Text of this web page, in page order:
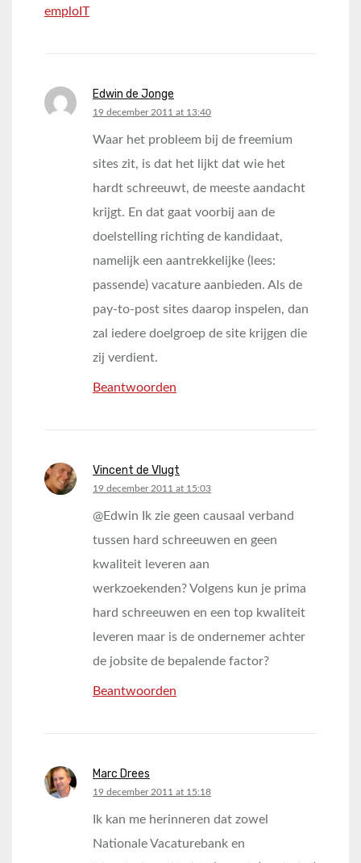
emploIT
Edwin de Jonge
says:
19 december 2011 at 13:40
Waar het probleem bij de freemium
sites zit, is dat het lijkt dat wie het
hardt schreeuwt, de meeste aandacht
krijgt. En dat gaat voorbij aan de
doelstelling richting de kandidaat,
namelijk een aantrekkelijke (lees:
passende) vacature aanbieden. Als de
pay-to-post sites daarop inspelen, dan
zal iedere doelgroep de site krijgen die
zij verdient.
Beantwoorden
Vincent de Vlugt
says:
19 december 2011 at 15:03
@Edwin Ik zie geen causaal verband
tussen hard schreeuwen en geen
kwaliteit leveren aan
werkzoekenden? Volgens kun je prima
hard schreeuwen en een top kwaliteit
leveren maar is de ondernemer achter
de jobsite de bepalende factor?
Beantwoorden
Marc Drees
says:
19 december 2011 at 15:18
Ik kan me herinneren dat zowel
Nationale Vacaturebank en